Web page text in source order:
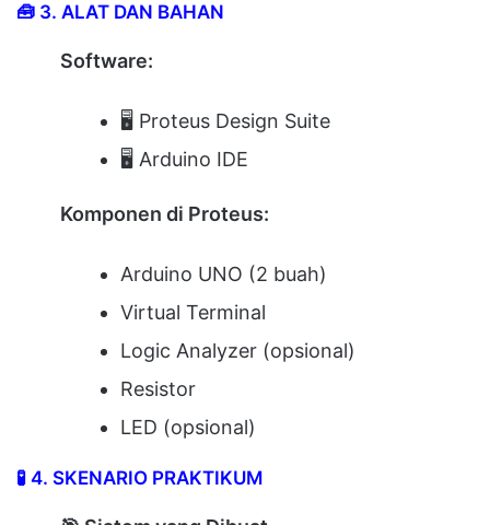
🧰 3. ALAT DAN BAHAN
Software:
🖥️ Proteus Design Suite
🖥️ Arduino IDE
Komponen di Proteus:
Arduino UNO (2 buah)
Virtual Terminal
Logic Analyzer (opsional)
Resistor
LED (opsional)
🧪 4. SKENARIO PRAKTIKUM